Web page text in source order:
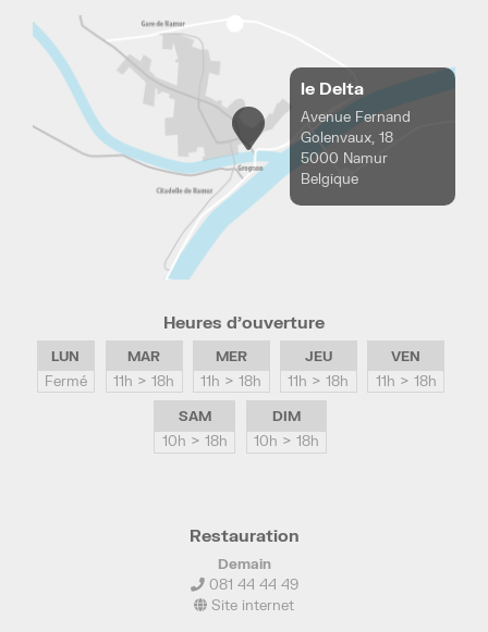
le Delta
Avenue Fernand
Golenvaux, 18
5000 Namur
Belgique
Heures d’ouverture
LUN
Fermé
MAR
11h > 18h
MER
11h > 18h
JEU
11h > 18h
VEN
11h > 18h
SAM
10h > 18h
DIM
10h > 18h
Restauration
Demain
081 44 44 49
Site internet